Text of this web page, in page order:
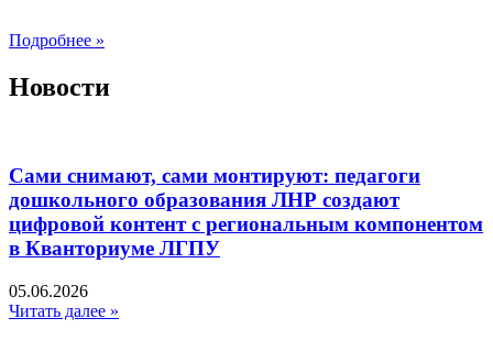
Подробнее »
Новости
Сами снимают, сами монтируют: педагоги
дошкольного образования ЛНР создают
цифровой контент с региональным компонентом
в Кванториуме ЛГПУ​
05.06.2026
Читать далее »